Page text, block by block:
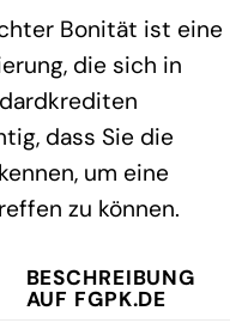
Bonität ist eine
die sich in
dass Sie die
um eine
zu können.
BESCHREIBUNG
AUF FGPK.DE